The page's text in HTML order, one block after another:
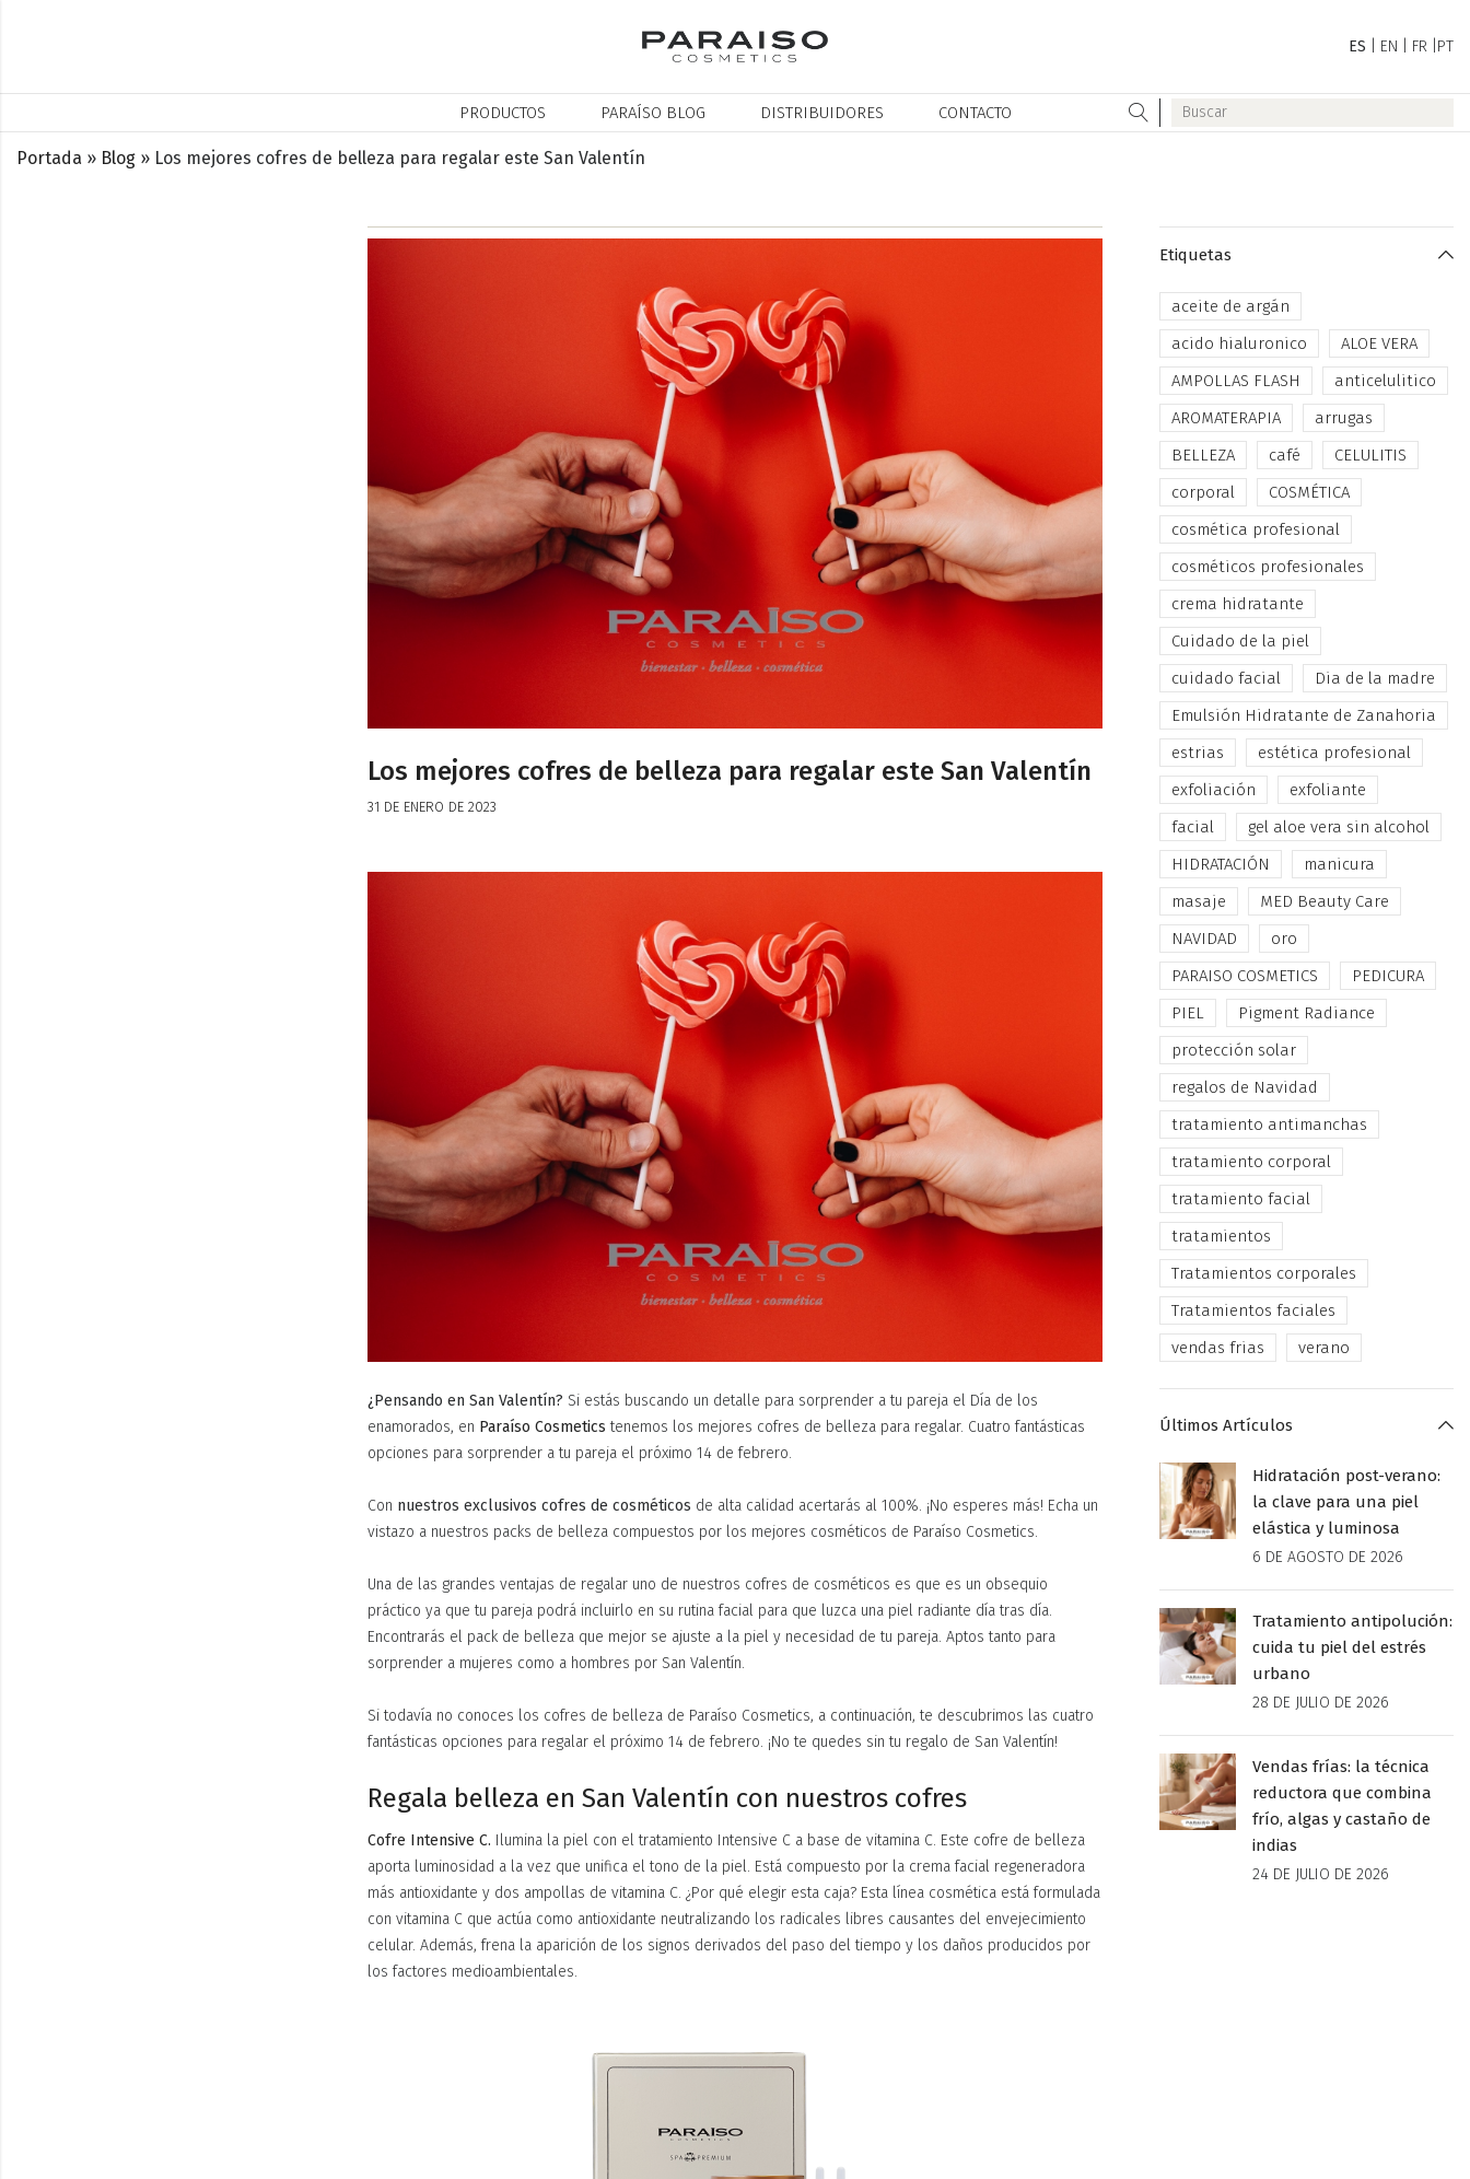
ES EN FR PT
PRODUCTOS PARAÍSO BLOG DISTRIBUIDORES CONTACTO
Portada » Blog » Los mejores cofres de belleza para regalar este San Valentín
Los mejores cofres de belleza para regalar este San Valentín
31 DE ENERO DE 2023
¿Pensando en San Valentín? Si estás buscando un detalle para sorprender a tu pareja el Día de los
enamorados, en Paraíso Cosmetics tenemos los mejores cofres de belleza para regalar. Cuatro fantásticas
opciones para sorprender a tu pareja el próximo 14 de febrero.
Con nuestros exclusivos cofres de cosméticos de alta calidad acertarás al 100%. ¡No esperes más! Echa un
vistazo a nuestros packs de belleza compuestos por los mejores cosméticos de Paraíso Cosmetics.
Una de las grandes ventajas de regalar uno de nuestros cofres de cosméticos es que es un obsequio
práctico ya que tu pareja podrá incluirlo en su rutina facial para que luzca una piel radiante día tras día.
Encontrarás el pack de belleza que mejor se ajuste a la piel y necesidad de tu pareja. Aptos tanto para
sorprender a mujeres como a hombres por San Valentín.
Si todavía no conoces los cofres de belleza de Paraíso Cosmetics, a continuación, te descubrimos las cuatro
fantásticas opciones para regalar el próximo 14 de febrero. ¡No te quedes sin tu regalo de San Valentín!
Regala belleza en San Valentín con nuestros cofres
Cofre Intensive C. Ilumina la piel con el tratamiento Intensive C a base de vitamina C. Este cofre de belleza
aporta luminosidad a la vez que unifica el tono de la piel. Está compuesto por la crema facial regeneradora
más antioxidante y dos ampollas de vitamina C. ¿Por qué elegir esta caja? Esta línea cosmética está formulada
con vitamina C que actúa como antioxidante neutralizando los radicales libres causantes del envejecimiento
celular. Además, frena la aparición de los signos derivados del paso del tiempo y los daños producidos por
los factores medioambientales.
Etiquetas
aceite de argán
acido hialuronico
ALOE VERA
AMPOLLAS FLASH
anticelulitico
AROMATERAPIA
arrugas
BELLEZA
café
CELULITIS
corporal
COSMÉTICA
cosmética profesional
cosméticos profesionales
crema hidratante
Cuidado de la piel
cuidado facial
Dia de la madre
Emulsión Hidratante de Zanahoria
estrias
estética profesional
exfoliación
exfoliante
facial
gel aloe vera sin alcohol
HIDRATACIÓN
manicura
masaje
MED Beauty Care
NAVIDAD
oro
PARAISO COSMETICS
PEDICURA
PIEL
Pigment Radiance
protección solar
regalos de Navidad
tratamiento antimanchas
tratamiento corporal
tratamiento facial
tratamientos
Tratamientos corporales
Tratamientos faciales
vendas frias
verano
Últimos Artículos
Hidratación post-verano:
la clave para una piel
elástica y luminosa
6 DE AGOSTO DE 2026
Tratamiento antipolución:
cuida tu piel del estrés
urbano
28 DE JULIO DE 2026
Vendas frías: la técnica
reductora que combina
frío, algas y castaño de
indias
24 DE JULIO DE 2026